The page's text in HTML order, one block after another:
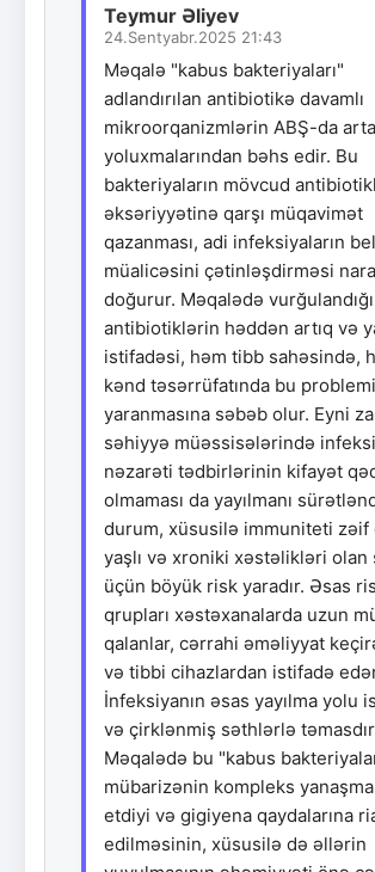
Teymur Əliyev
24.Sentyabr.2025 21:43
Məqalə "kabus bakteriyaları"
adlandırılan antibiotikə davamlı
mikroorqanizmlərin ABŞ-da
yoluxmalarından bəhs edir. Bu
bakteriyaların mövcud
əksəriyyətinə qarşı müqavimət
qazanması, adi infeksiyaların
müalicəsini çətinləşdirməsi
doğurur. Məqalədə
antibiotiklərin həddən artıq və
istifadəsi, həm tibb sahəsində,
kənd təsərrüfatında bu
yaranmasına səbəb olur. Eyni
səhiyyə müəssisələrində
nəzarəti tədbirlərinin kifayət
olmaması da yayılmanı
durum, xüsusilə immuniteti zəif
yaşlı və xroniki xəstəlikləri olan
üçün böyük risk yaradır. Əsas
qrupları xəstəxanalarda uzun
qalanlar, cərrahi əməliyyat
və tibbi cihazlardan istifadə
İnfeksiyanın əsas yayılma yolu
və çirklənmiş səthlərlə
Məqalədə bu "kabus
mübarizənin kompleks
etdiyi və gigiyena qaydalarına
edilməsinin, xüsusilə də əllərin